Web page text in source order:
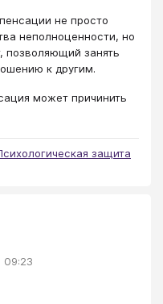
не просто
неполноценности, но
позволяющий занять
к другим.
может причинить
защита
09:23